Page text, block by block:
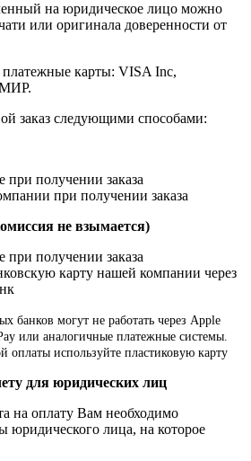
на юридическое лицо можно
или оригинала доверенности от
карты: VISA Inc,
МИР.
заказ следующими способами:
получении заказа
при получении заказа
не взымается)
получении заказа
карту нашей компании через
банков могут не работать через Apple
или аналогичные платежные системы.
оплаты используйте пластиковую карту
для юридических лиц
на оплату Вам необходимо
юридического лица, на которое